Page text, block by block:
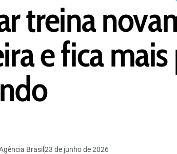
treina
e fica
Brasil 23 de junho de 2026